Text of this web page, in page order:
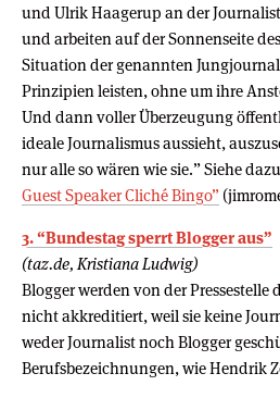
und Ulrik Haagerup an der
und arbeiten auf der Sonnenseite
Situation der genannten
Prinzipien leisten, ohne um ihre
Und dann voller Überzeugung
ideale Journalismus aussieht,
nur alle so wären wie sie.” Siehe
Guest Speaker Cliché Bingo”
3. “Bundestag sperrt Blogger aus”
(taz.de, Kristiana Ludwig)
Blogger werden von der Pressestelle
nicht akkreditiert, weil sie keine
weder Journalist noch Blogger
Berufsbezeichnungen, wie Hendrik